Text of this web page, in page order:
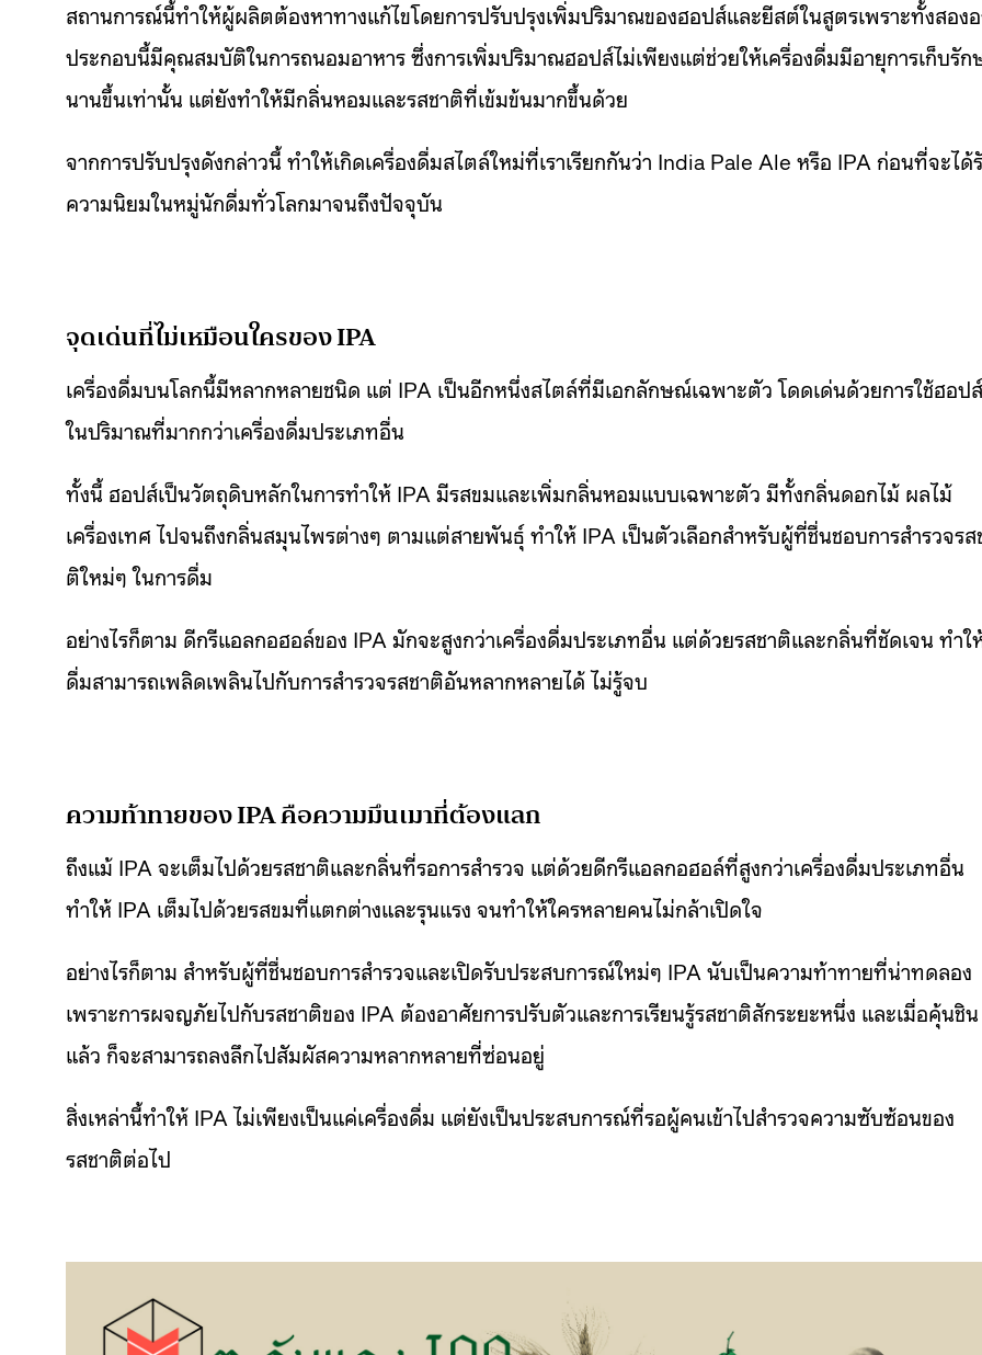
สถานการณ์นี้ทำให้ผู้ผลิตต้องหาทางแก้ไขโดยการปรับปรุงเพิ่มปริมาณของฮอปส์และยีสต์ในสูตรเพราะทั้งสอง
ประกอบนี้มีคุณสมบัติในการถนอมอาหาร ซึ่งการเพิ่มปริมาณฮอปส์ไม่เพียงแต่ช่วยให้เครื่องดื่มมีอายุการเก็บรัก
นานขึ้นเท่านั้น แต่ยังทำให้มีกลิ่นหอมและรสชาติที่เข้มข้นมากขึ้นด้วย
จากการปรับปรุงดังกล่าวนี้ ทำให้เกิดเครื่องดื่มสไตล์ใหม่ที่เราเรียกกันว่า India Pale Ale หรือ IPA ก่อนที่จะได้
ความนิยมในหมู่นักดื่มทั่วโลกมาจนถึงปัจจุบัน
จุดเด่นที่ไม่เหมือนใครของ IPA
เครื่องดื่มบนโลกนี้มีหลากหลายชนิด แต่ IPA เป็นอีกหนึ่งสไตล์ที่มีเอกลักษณ์เฉพาะตัว โดดเด่นด้วยการใช้ฮอปส์
ในปริมาณที่มากกว่าเครื่องดื่มประเภทอื่น
ทั้งนี้ ฮอปส์เป็นวัตถุดิบหลักในการทำให้ IPA มีรสขมและเพิ่มกลิ่นหอมแบบเฉพาะตัว มีทั้งกลิ่นดอกไม้ ผลไม้
เครื่องเทศ ไปจนถึงกลิ่นสมุนไพรต่างๆ ตามแต่สายพันธุ์ ทำให้ IPA เป็นตัวเลือกสำหรับผู้ที่ชื่นชอบการสำรวจรส
ติใหม่ๆ ในการดื่ม
อย่างไรก็ตาม ดีกรีแอลกอฮอล์ของ IPA มักจะสูงกว่าเครื่องดื่มประเภทอื่น แต่ด้วยรสชาติและกลิ่นที่ชัดเจน ทำใ
ดื่มสามารถเพลิดเพลินไปกับการสำรวจรสชาติอันหลากหลายได้ ไม่รู้จบ
ความท้าทายของ IPA คือความมึนเมาที่ต้องแลก
ถึงแม้ IPA จะเต็มไปด้วยรสชาติและกลิ่นที่รอการสำรวจ แต่ด้วยดีกรีแอลกอฮอล์ที่สูงกว่าเครื่องดื่มประเภทอื่น
ทำให้ IPA เต็มไปด้วยรสขมที่แตกต่างและรุนแรง จนทำให้ใครหลายคนไม่กล้าเปิดใจ
อย่างไรก็ตาม สำหรับผู้ที่ชื่นชอบการสำรวจและเปิดรับประสบการณ์ใหม่ๆ IPA นับเป็นความท้าทายที่น่าทดลอง
เพราะการผจญภัยไปกับรสชาติของ IPA ต้องอาศัยการปรับตัวและการเรียนรู้รสชาติสักระยะหนึ่ง และเมื่อคุ้นชิน
แล้ว ก็จะสามารถลงลึกไปสัมผัสความหลากหลายที่ซ่อนอยู่
สิ่งเหล่านี้ทำให้ IPA ไม่เพียงเป็นแค่เครื่องดื่ม แต่ยังเป็นประสบการณ์ที่รอผู้คนเข้าไปสำรวจความซับซ้อนของ
รสชาติต่อไป